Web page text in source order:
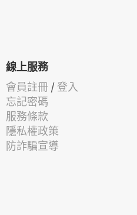
線上服務
會員註冊 / 登入
忘記密碼
服務條款
隱私權政策
防詐騙宣導